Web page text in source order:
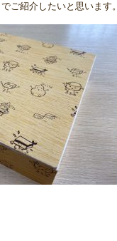
ご紹介したいと思います。